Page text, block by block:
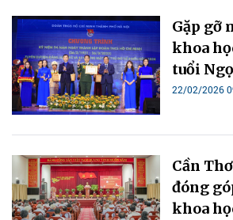
Gặp gỡ
khoa
tuổi Ngọ
22/02/2026
Cần
đóng
khoa